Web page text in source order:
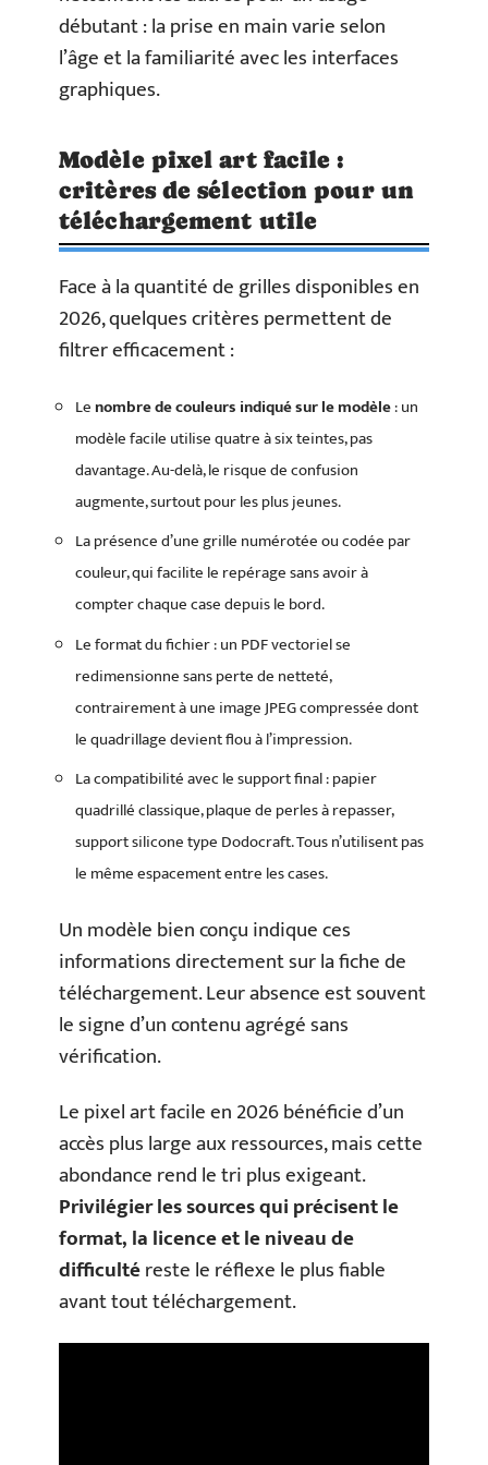
débutant : la prise en main varie selon
l’âge et la familiarité avec les interfaces
graphiques.
Modèle pixel art facile :
critères de sélection pour un
téléchargement utile
Face à la quantité de grilles disponibles en
2026, quelques critères permettent de
filtrer efficacement :
Le nombre de couleurs indiqué sur le modèle: un
modèle facile utilise quatre à six teintes, pas
davantage. Au-delà, le risque de confusion
augmente, surtout pour les plus jeunes.
La présence d’une grille numérotée ou codée par
couleur, qui facilite le repérage sans avoir à
compter chaque case depuis le bord.
Le format du fichier : un PDF vectoriel se
redimensionne sans perte de netteté,
contrairement à une image JPEG compressée dont
le quadrillage devient flou à l’impression.
La compatibilité avec le support final : papier
quadrillé classique, plaque de perles à repasser,
support silicone type Dodocraft. Tous n’utilisent pas
le même espacement entre les cases.
Un modèle bien conçu indique ces
informations directement sur la fiche de
téléchargement. Leur absence est souvent
le signe d’un contenu agrégé sans
vérification.
Le pixel art facile en 2026 bénéficie d’un
accès plus large aux ressources, mais cette
abondance rend le tri plus exigeant.
Privilégier les sources qui précisent le
format, la licence et le niveau de
difficultéreste le réflexe le plus fiable
avant tout téléchargement.